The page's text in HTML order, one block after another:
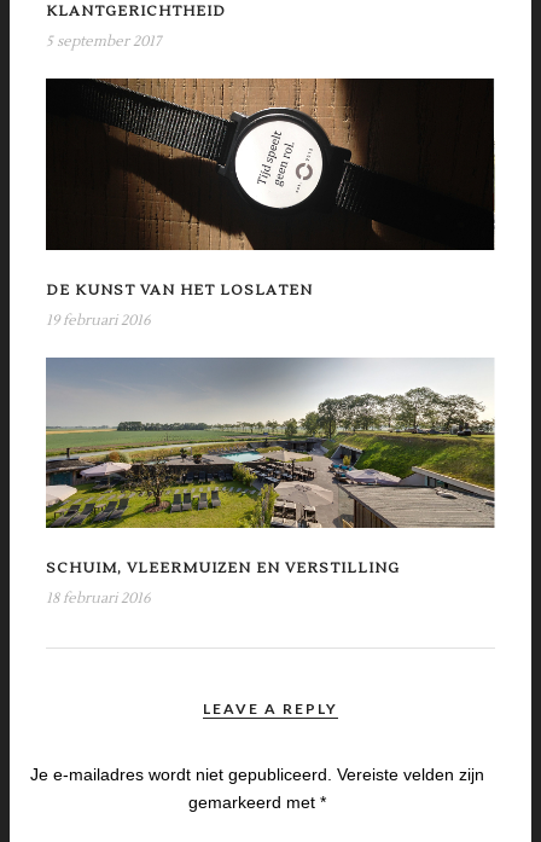
KLANTGERICHTHEID
5 september 2017
DE KUNST VAN HET LOSLATEN
19 februari 2016
SCHUIM, VLEERMUIZEN EN VERSTILLING
18 februari 2016
LEAVE A REPLY
Je e-mailadres wordt niet gepubliceerd. Vereiste velden zijn
gemarkeerd met*